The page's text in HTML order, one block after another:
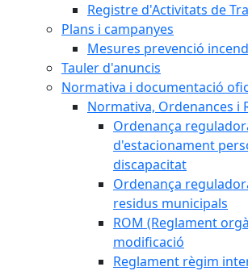
Registre d'Activitats de
Plans i campanyes
Mesures prevenció
Tauler d'anuncis
Normativa i documentació
Normativa, Ordenances i
Ordenança
d'estacionament
discapacitat
Ordenança
residus municipals
ROM (Reglament
modificació
Reglament règim